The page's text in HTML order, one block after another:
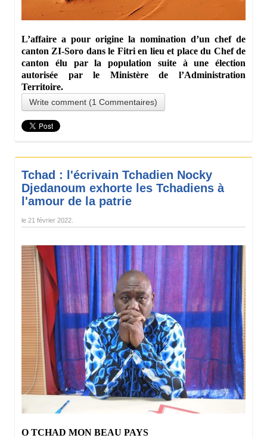
L’affaire a pour origine la nomination d’un chef de
canton ZI-Soro dans le Fitri en lieu et place du Chef de
canton élu par la population suite à une élection
autorisée par le Ministère de l’Administration
Territoire.
Write comment (1 Commentaires)
Tchad : l'écrivain Tchadien Nocky
Djedanoum exhorte les Tchadiens à
l'amour de la patrie
le 21 février 2022
O TCHAD MON BEAU PAYS